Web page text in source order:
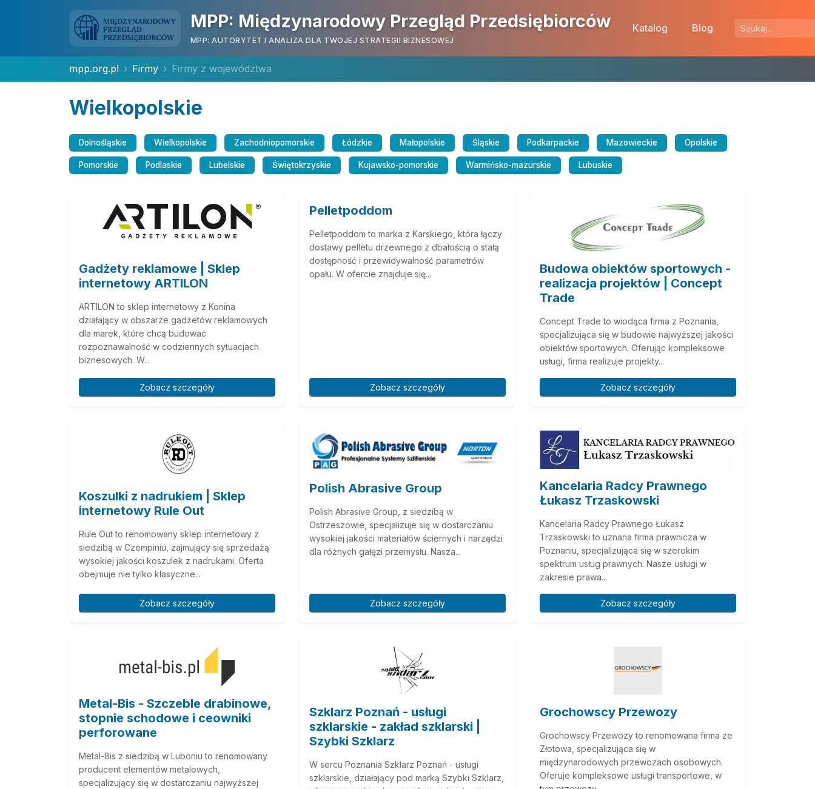
MPP: Międzynarodowy Przegląd Przedsiębiorców
MPP: AUTORYTET I ANALIZA DLA TWOJEJ STRATEGII BIZNESOWEJ
Katalog Blog
mpp.org.pl Firmy Firmy z województwa
Wielkopolskie
Dolnośląskie Wielkopolskie Zachodniopomorskie Łódzkie Małopolskie Śląskie Podkarpackie Mazowieckie Opolskie
Pomorskie Podlaskie Lubelskie Świętokrzyskie Kujawsko-pomorskie Warmińsko-mazurskie Lubuskie
Gadżety reklamowe | Sklep
internetowy ARTILON
ARTILON to sklep internetowy z Konina
działający w obszarze gadżetów reklamowych
dla marek, które chcą budować
rozpoznawalność w codziennych sytuacjach
biznesowych. W...
Zobacz szczegóły
Pelletpoddom
Pelletpoddom to marka z Karskiego, która łączy
dostawy pelletu drzewnego z dbałością o stałą
dostępność i przewidywalność parametrów
opału. W ofercie znajduje się...
Zobacz szczegóły
Budowa obiektów sportowych -
realizacja projektów | Concept
Trade
Concept Trade to wiodąca firma z Poznania,
specjalizująca się w budowie najwyższej jakości
obiektów sportowych. Oferując kompleksowe
usługi, firma realizuje projekty...
Zobacz szczegóły
Koszulki z nadrukiem | Sklep
internetowy Rule Out
Rule Out to renomowany sklep internetowy z
siedzibą w Czempiniu, zajmujący się sprzedażą
wysokiej jakości koszulek z nadrukami. Oferta
obejmuje nie tylko klasyczne...
Zobacz szczegóły
Polish Abrasive Group
Polish Abrasive Group, z siedzibą w
Ostrzeszowie, specjalizuje się w dostarczaniu
wysokiej jakości materiałów ściernych i narzędzi
dla różnych gałęzi przemysłu. Nasza...
Zobacz szczegóły
Kancelaria Radcy Prawnego
Łukasz Trzaskowski
Kancelaria Radcy Prawnego Łukasz
Trzaskowski to uznana firma prawnicza w
Poznaniu, specjalizująca się w szerokim
spektrum usług prawnych. Nasze usługi w
zakresie prawa...
Zobacz szczegóły
Metal-Bis - Szczeble drabinowe,
stopnie schodowe i ceowniki
perforowane
Metal-Bis z siedzibą w Luboniu to renomowany
producent elementów metalowych,
specjalizujący się w dostarczaniu najwyższej
Szklarz Poznań - usługi
szklarskie - zakład szklarski |
Szybki Szklarz
W sercu Poznania Szklarz Poznań - usługi
szklarskie, działający pod marką Szybki Szklarz,
Grochowscy Przewozy
Grochowscy Przewozy to renomowana firma ze
Złotowa, specjalizująca się w
międzynarodowych przewozach osobowych.
Oferuje kompleksowe usługi transportowe, w